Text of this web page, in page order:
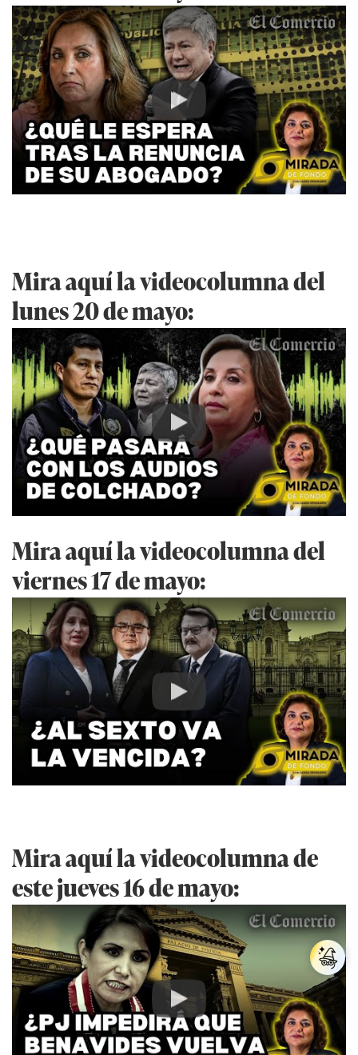
Play
Mira aquí la videocolumna del
lunes 20 de mayo:
Play
Mira aquí la videocolumna del
viernes 17 de mayo:
Play
Mira aquí la videocolumna de
este jueves 16 de mayo:
Play